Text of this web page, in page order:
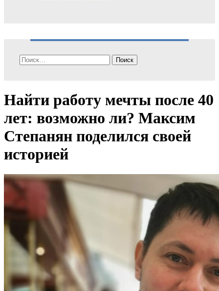
Найти:
Найти работу мечты после 40
лет: возможно ли? Максим
Степанян поделился своей
историей